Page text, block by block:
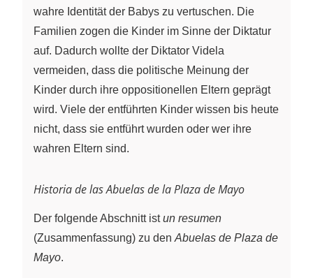
wahre Identität der Babys zu vertuschen. Die
Familien zogen die Kinder im Sinne der Diktatur
auf. Dadurch wollte der Diktator Videla
vermeiden, dass die politische Meinung der
Kinder durch ihre oppositionellen Eltern geprägt
wird. Viele der entführten Kinder wissen bis heute
nicht, dass sie entführt wurden oder wer ihre
wahren Eltern sind.
Historia de las Abuelas de la Plaza de Mayo
Der folgende Abschnitt istun resumen
(Zusammenfassung) zu den Abuelas de Plaza de
Mayo.